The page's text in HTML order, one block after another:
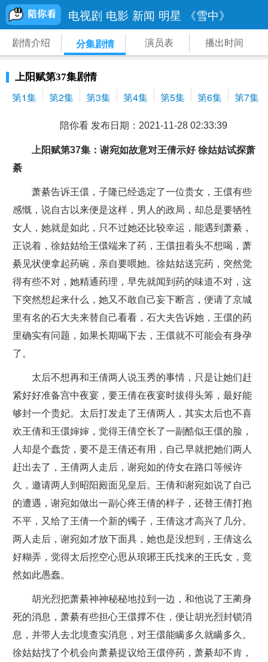
电视剧 电影 新闻 明星 《雪中》
剧情介绍 分集剧情 演员表 播出时间
上阳赋第37集剧情
第1集 第2集 第3集 第4集 第5集 第6集 第7集
陪你看 发布日期：2021-11-28 02:33:39
上阳赋第37集：谢宛如故意对王倩示好 徐姑姑试探萧
綦
萧綦告诉王儇，子隆已经选定了一位贵女，王儇有些
感慨，说自古以来便是这样，男人的政局，却总是要牺牲
女人，她就是如此，只不过她还比较幸运，能遇到萧綦，
正说着，徐姑姑给王儇端来了药，王儇扭着头不想喝，萧
綦见状便拿起药碗，亲自要喂她。徐姑姑送完药，突然觉
得有些不对，她精通药理，早先就闻到药的味道不对，这
下突然想起来什么，她又不敢自己妄下断言，便请了京城
里有名的石大夫来替自己看看，石大夫告诉她，王儇的药
里确实有问题，如果长期喝下去，王儇就不可能会有身孕
了。
太后不想再和王倩两人说玉秀的事情，只是让她们赶
紧好好准备宫中夜宴，要王倩在夜宴时拔得头筹，最好能
够封一个贵妃。太后打发走了王倩两人，其实太后也不喜
欢王倩和王儇婶婶，觉得王倩空长了一副酷似王儇的脸，
人却是个蠢货，要不是王倩还有用，自己早就把她们两人
赶出去了，王倩两人走后，谢宛如的侍女在路口等候许
久，邀请两人到昭阳殿面见皇后。王倩和谢宛如说了自己
的遭遇，谢宛如做出一副心疼王倩的样子，还替王倩打抱
不平，又给了王倩一个新的镯子，王倩这才高兴了几分。
两人走后，谢宛如才放下面具，她也是没想到，王倩这么
好糊弄，觉得太后挖空心思从琅琊王氏找来的王氏女，竟
然如此愚蠢。
胡光烈把萧綦神神秘秘地拉到一边，和他说了王蔺身
死的消息，萧綦有些担心王儇撑不住，便让胡光烈封锁消
息，并带人去北境查实消息，对王儇能瞒多久就瞒多久。
徐姑姑找了个机会向萧綦提议给王儇停药，萧綦却不肯，